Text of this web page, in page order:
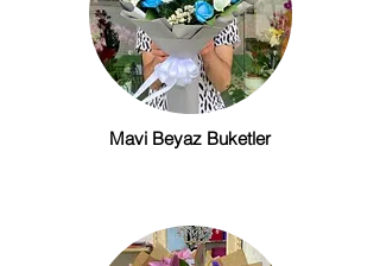
Mavi Beyaz Buketler